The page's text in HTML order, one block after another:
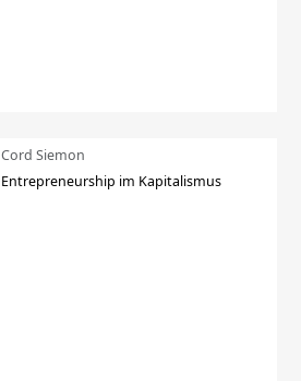
Cord Siemon
Entrepreneurship im Kapitalismus